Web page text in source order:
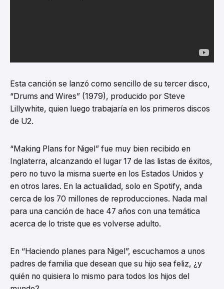
Esta canción se lanzó como sencillo de su tercer disco,
“Drums and Wires” (1979), producido por Steve
Lillywhite, quien luego trabajaría en los primeros discos
de U2.
“Making Plans for Nigel” fue muy bien recibido en
Inglaterra, alcanzando el lugar 17 de las listas de éxitos,
pero no tuvo la misma suerte en los Estados Unidos y
en otros lares. En la actualidad, solo en Spotify, anda
cerca de los 70 millones de reproducciones. Nada mal
para una canción de hace 47 años con una temática
acerca de lo triste que es volverse adulto.
En “Haciendo planes para Nigel”, escuchamos a unos
padres de familia que desean que su hijo sea feliz, ¿y
quién no quisiera lo mismo para todos los hijos del